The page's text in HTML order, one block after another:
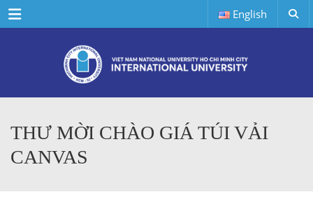
Menu English
THƯ MỜI CHÀO GIÁ TÚI VẢI
CANVAS